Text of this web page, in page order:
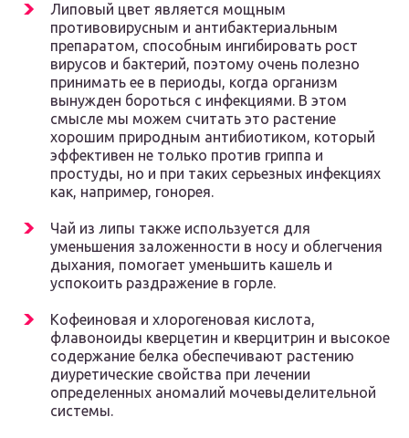
Липовый цвет является мощным
противовирусным и антибактериальным
препаратом, способным ингибировать рост
вирусов и бактерий, поэтому очень полезно
принимать ее в периоды, когда организм
вынужден бороться с инфекциями. В этом
смысле мы можем считать это растение
хорошим природным антибиотиком, который
эффективен не только против гриппа и
простуды, но и при таких серьезных инфекциях
как, например, гонорея.
Чай из липы также используется для
уменьшения заложенности в носу и облегчения
дыхания, помогает уменьшить кашель и
успокоить раздражение в горле.
Кофеиновая и хлорогеновая кислота,
флавоноиды кверцетин и кверцитрин и высокое
содержание белка обеспечивают растению
диуретические свойства при лечении
определенных аномалий мочевыделительной
системы.